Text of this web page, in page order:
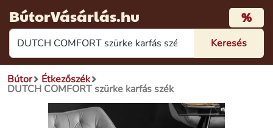
BútorVásárlás.hu %
Bútor Étkezőszék
DUTCH COMFORT szürke karfás szék